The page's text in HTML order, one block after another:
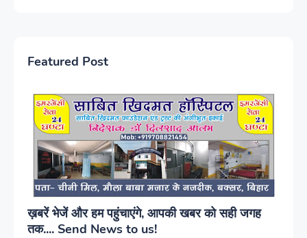
Featured Post
ख़बरें भेजें और हम पहुंचाएंगे, आपकी खबर को सही जगह
तक.... Send News to us!